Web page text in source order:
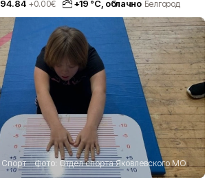
94.84 +0.00€ +19 °С, облачно Белгород
Спорт Фото: Отдел спорта Яковлевского МО